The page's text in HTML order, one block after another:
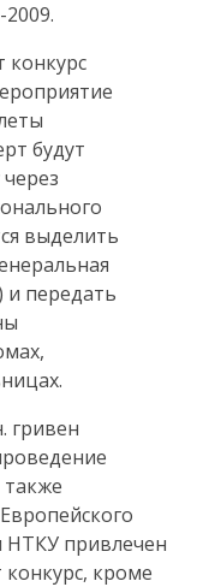
.
конкурс
будут
выделить
передать
гривен
НТКУ привлечен
конкурс, кроме